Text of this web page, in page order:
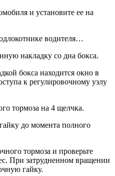
и установите ее на
водителя…
накладку со дна бокса.
бокса находится окно в
к регулировочному узлу
тормоза на 4 щелчка.
до момента полного
тормоза и проверьте
При затрудненном вращении
гайку.